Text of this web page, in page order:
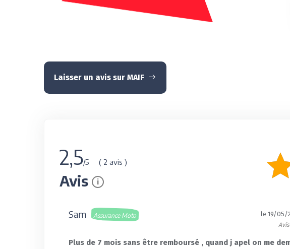
Laisser un avis sur MAIF
2,5/5 ( 2 avis )
Avis i
Sam Assurance Moto le 19/05/
Plus de 7 mois sans être remboursé , quand j apel on me